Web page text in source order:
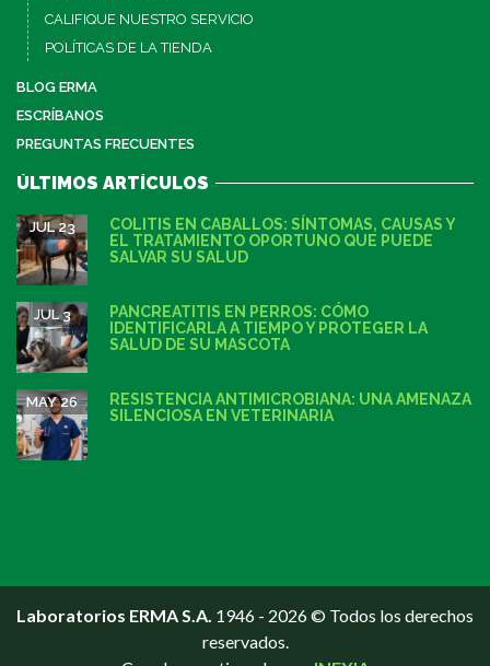
CALIFIQUE NUESTRO SERVICIO
POLÍTICAS DE LA TIENDA
BLOG ERMA
ESCRÍBANOS
PREGUNTAS FRECUENTES
ÚLTIMOS ARTÍCULOS
COLITIS EN CABALLOS: SÍNTOMAS, CAUSAS Y
EL TRATAMIENTO OPORTUNO QUE PUEDE
SALVAR SU SALUD
JUL 23
PANCREATITIS EN PERROS: CÓMO
IDENTIFICARLA A TIEMPO Y PROTEGER LA
SALUD DE SU MASCOTA
JUL 3
RESISTENCIA ANTIMICROBIANA: UNA AMENAZA
SILENCIOSA EN VETERINARIA
MAY 26
Laboratorios ERMA S.A. 1946 - 2026 © Todos los derechos
reservados.